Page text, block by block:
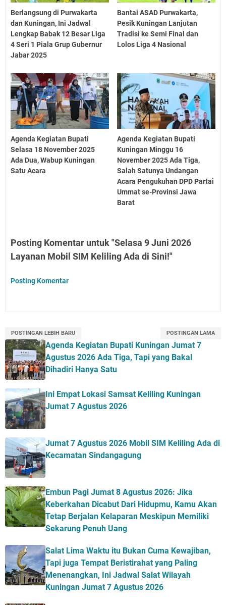
Berlangsung di Purwakarta
dan Kuningan, Ini Jadwal
Lengkap Babak 12 Besar Liga
4 Seri 1 Piala Grup Gubernur
Jabar 2025
Bantai ASAD Purwakarta,
Pesik Kuningan Lanjutan
Tradisi ke Semi Final dan
Lolos Liga 4 Nasional
Agenda Kegiatan Bupati
Selasa 18 November 2025
Ada Dua, Wabup Kuningan
Satu Acara
Agenda Kegiatan Bupati
Kuningan Minggu 16
November 2025 Ada Tiga,
Salah Satunya Undangan
Acara Pengukuhan DPD Partai
Ummat se-Provinsi Jawa
Barat
Posting Komentar untuk "Selasa 9 Juni 2026
Layanan Mobil SIM Keliling Ada di Sini!"
Posting Komentar
POSTINGAN LEBIH BARU POSTINGAN LAMA
Agenda Kegiatan Bupati Kuningan Jumat 7
Agustus 2026 Ada Tiga, Tapi yang Bakal
Dihadiri Hanya Satu
Ini Empat Lokasi Samsat Keliling Kuningan
Jumat 7 Agustus 2026
Jumat 7 Agustus 2026 Mobil SIM Keliling Ada di
Kecamatan Sindangagung
Embun Pagi Jumat 8 Agustus 2026: Jika
Keberkahan Dicabut Dari Hidupmu, Kamu Akan
Tetap Berjalan Kelaparan Meskipun Memiliki
Sekarung Penuh Uang
Salat Lima Waktu itu Bukan Cuma Kewajiban,
Tapi juga Tempat Beristirahat yang Paling
Menenangkan, Ini Jadwal Salat Wilayah
Kuningan Jumat 7 Agustus 2026